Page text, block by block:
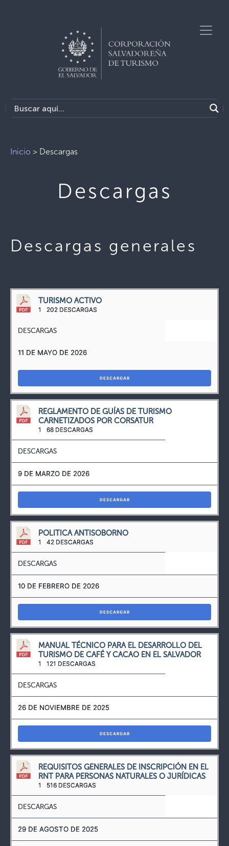
Inicio > Descargas
Descargas
Descargas generales
TURISMO ACTIVO
1 202 DESCARGAS
DESCARGAS
11 DE MAYO DE 2026
DESCARGAR
REGLAMENTO DE GUÍAS DE TURISMO
CARNETIZADOS POR CORSATUR
1 68 DESCARGAS
DESCARGAS
9 DE MARZO DE 2026
DESCARGAR
POLITICA ANTISOBORNO
1 42 DESCARGAS
DESCARGAS
10 DE FEBRERO DE 2026
DESCARGAR
MANUAL TÉCNICO PARA EL DESARROLLO DEL
TURISMO DE CAFÉ Y CACAO EN EL SALVADOR
1 121 DESCARGAS
DESCARGAS
26 DE NOVIEMBRE DE 2025
DESCARGAR
REQUISITOS GENERALES DE INSCRIPCIÓN EN EL
RNT PARA PERSONAS NATURALES O JURÍDICAS
1 516 DESCARGAS
DESCARGAS
29 DE AGOSTO DE 2025